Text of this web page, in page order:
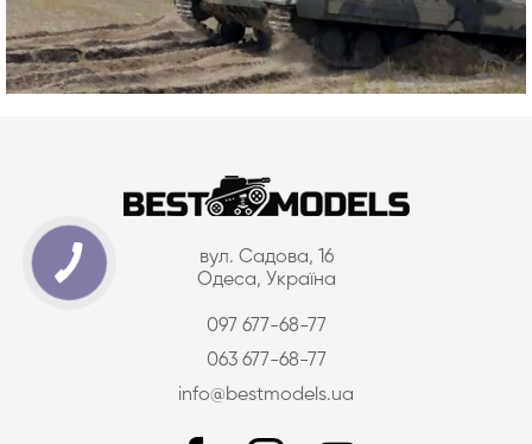
вул. Садова, 16
Одеса, Україна
097 677-68-77
063 677-68-77
info@bestmodels.ua